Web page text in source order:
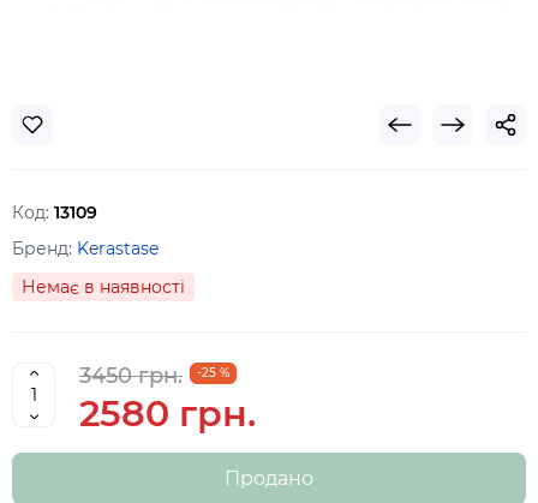
Код: 13109
Бренд: Kerastase
Немає в наявності
3450 грн. -25 %
2580 грн.
Продано